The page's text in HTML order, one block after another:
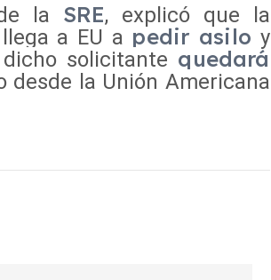
la SRE, explicó que la
a EU a pedir asilo y
solicitante quedará
desde la Unión Americana